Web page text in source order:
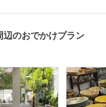
のおでかけプラン